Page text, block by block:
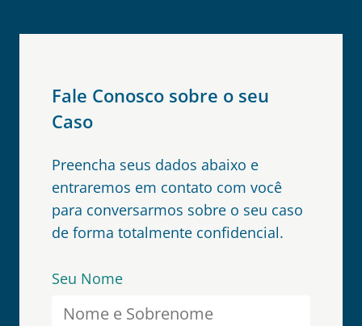
Fale Conosco sobre o seu
Caso
Preencha seus dados abaixo e
entraremos em contato com você
para conversarmos sobre o seu caso
de forma totalmente confidencial.
Seu Nome